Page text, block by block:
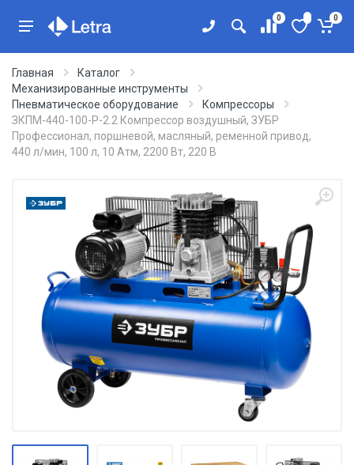
0 0
Главная
Каталог
Механизированные инструменты
Пневматическое оборудование
Компрессоры
ЗКПМ-440-100-Р-2.2 Компрессор воздушный, ЗУБР
Профессионал, поршневой, масляный, ременной привод,
440 л/мин, 100 л, 10 Атм, 2200 Вт, 220 В